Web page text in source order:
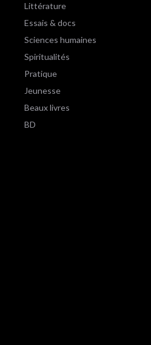
Littérature
Essais & docs
Sciences humaines
Spiritualités
Pratique
Jeunesse
Beaux livres
BD